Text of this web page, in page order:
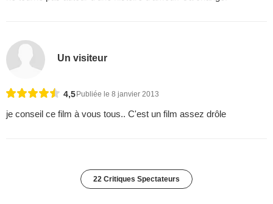
Un visiteur
4,5 Publiée le 8 janvier 2013
je conseil ce film à vous tous.. C'est un film assez drôle
22 Critiques Spectateurs